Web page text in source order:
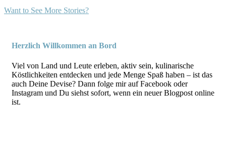
Want to See More Stories?
Herzlich Willkommen an Bord
Viel von Land und Leute erleben, aktiv sein, kulinarische
Köstlichkeiten entdecken und jede Menge Spaß haben – ist das
auch Deine Devise? Dann folge mir auf Facebook oder
Instagram und Du siehst sofort, wenn ein neuer Blogpost online
ist.